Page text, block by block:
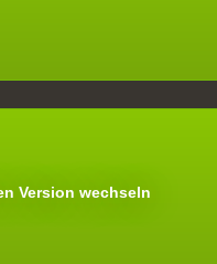
Version wechseln